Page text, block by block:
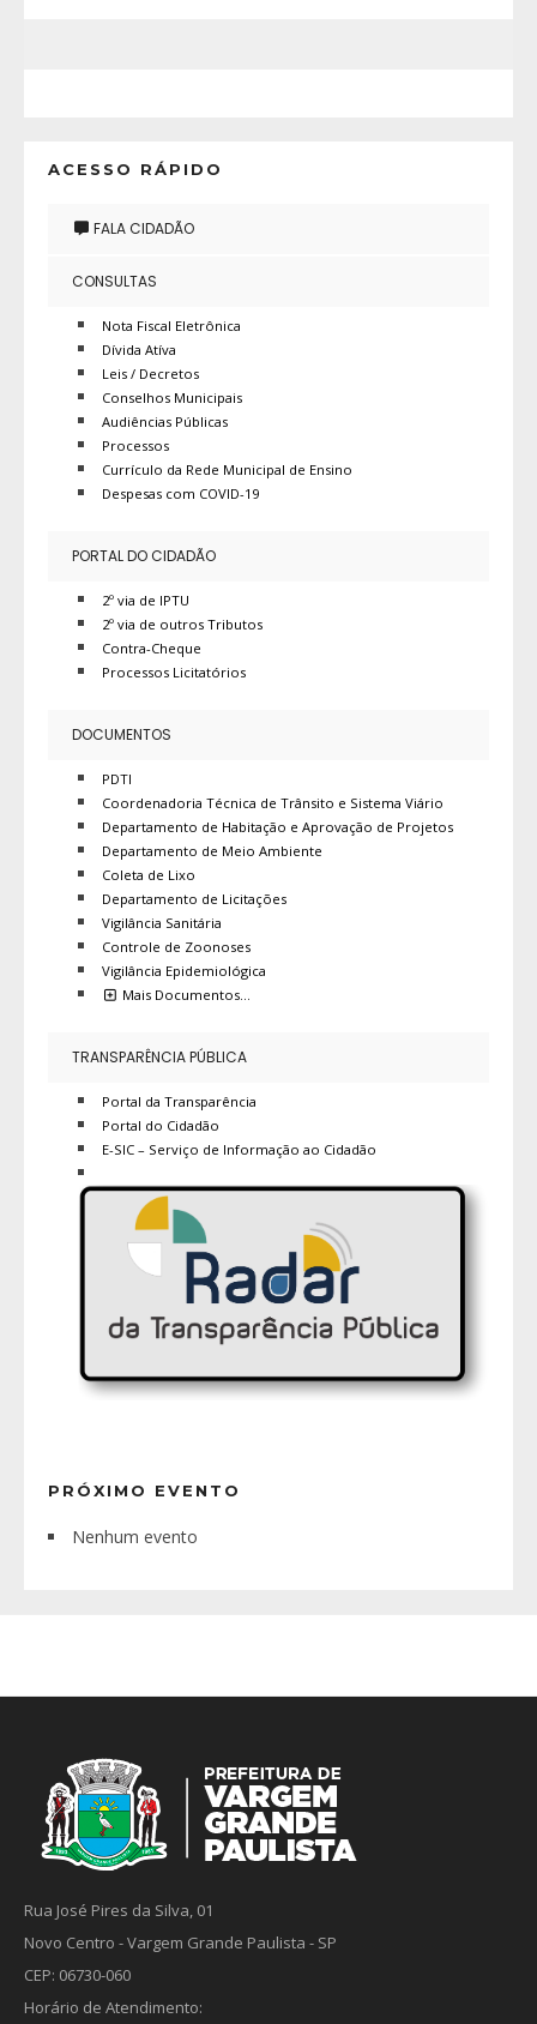
ACESSO RÁPIDO
FALA CIDADÃO
CONSULTAS
Nota Fiscal Eletrônica
Dívida Atíva
Leis / Decretos
Conselhos Municipais
Audiências Públicas
Processos
Currículo da Rede Municipal de Ensino
Despesas com COVID-19
PORTAL DO CIDADÃO
2º via de IPTU
2º via de outros Tributos
Contra-Cheque
Processos Licitatórios
DOCUMENTOS
PDTI
Coordenadoria Técnica de Trânsito e Sistema Viário
Departamento de Habitação e Aprovação de Projetos
Departamento de Meio Ambiente
Coleta de Lixo
Departamento de Licitações
Vigilância Sanitária
Controle de Zoonoses
Vigilância Epidemiológica
Mais Documentos…
TRANSPARÊNCIA PÚBLICA
Portal da Transparência
Portal do Cidadão
E-SIC – Serviço de Informação ao Cidadão
PRÓXIMO EVENTO
Nenhum evento
Rua José Pires da Silva, 01
Novo Centro - Vargem Grande Paulista - SP
CEP: 06730-060
Horário de Atendimento: